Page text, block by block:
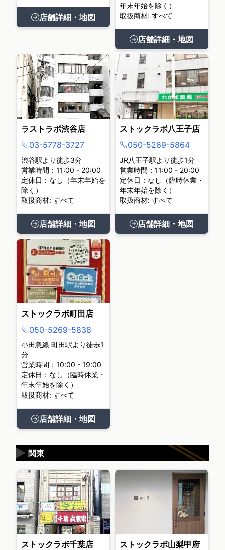
店舗詳細・地図
年末年始を除く）
取扱商材: すべて
店舗詳細・地図
ラストラボ渋谷店
03-5778-3727
渋谷駅より徒歩3分
営業時間：11:00 - 20:00
定休日：なし（年末年始を
除く）
取扱商材: すべて
店舗詳細・地図
ストックラボ八王子店
050-5269-5864
JR八王子駅より徒歩1分
営業時間：11:00 - 20:00
定休日：なし（臨時休業・
年末年始を除く）
取扱商材: すべて
店舗詳細・地図
ストックラボ町田店
050-5269-5838
小田急線 町田駅より徒歩1
分
営業時間：10:00 - 19:00
定休日：なし（臨時休業・
年末年始を除く）
取扱商材: すべて
店舗詳細・地図
関東
▶
ストックラボ千葉店
ストックラボ山梨甲府